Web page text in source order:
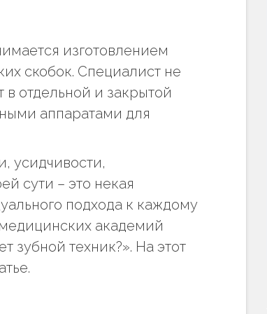
изготовлением
скобок. Специалист не
отдельной и закрытой
аппаратами для
усидчивости,
сути – это некая
подхода к каждому
академий
зубной техник?». На этот